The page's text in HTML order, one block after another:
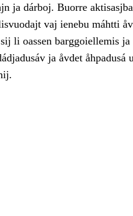
ja dárboj. Buorre
vaj ienebu máhtti
li oassen barggoiellemis
ja åvdet åhpadusá